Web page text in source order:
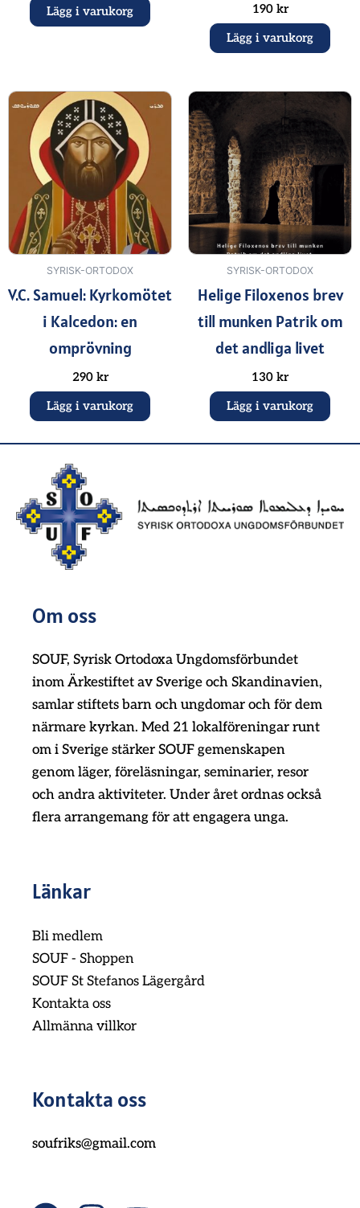
Lägg i varukorg
190 kr
Lägg i varukorg
SYRISK-ORTODOX
V.C. Samuel: Kyrkomötet
i Kalcedon: en
omprövning
290 kr
Lägg i varukorg
SYRISK-ORTODOX
Helige Filoxenos brev
till munken Patrik om
det andliga livet
130 kr
Lägg i varukorg
Om oss
SOUF, Syrisk Ortodoxa Ungdomsförbundet
inom Ärkestiftet av Sverige och Skandinavien,
samlar stiftets barn och ungdomar och för dem
närmare kyrkan. Med 21 lokalföreningar runt
om i Sverige stärker SOUF gemenskapen
genom läger, föreläsningar, seminarier, resor
och andra aktiviteter. Under året ordnas också
flera arrangemang för att engagera unga.
Länkar
Bli medlem
SOUF - Shoppen
SOUF St Stefanos Lägergård
Kontakta oss
Allmänna villkor
Kontakta oss
soufriks@gmail.com